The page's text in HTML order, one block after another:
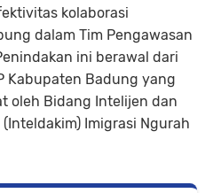
kolaborasi
dalam Tim Pengawasan
ini berawal dari
Kabupaten Badung yang
oleh Bidang Intelijen dan
Imigrasi Ngurah